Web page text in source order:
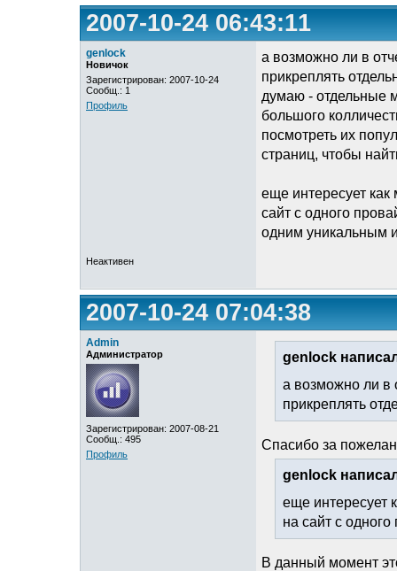
2007-10-24 06:43:11
genlock
Новичок
Зарегистрирован: 2007-10-24
Сообщ.: 1
Профиль
а возможно ли в
прикреплять
думаю - отдельные
большого
посмотреть их
страниц, чтобы
еще интересует
сайт с одного
одним уникальным
Неактивен
2007-10-24 07:04:38
Admin
Администратор
Зарегистрирован: 2007-08-21
Сообщ.: 495
Профиль
genlock
а возможно ли в
прикреплять
Спасибо за
genlock
еще интересует
на сайт с
В данный момент